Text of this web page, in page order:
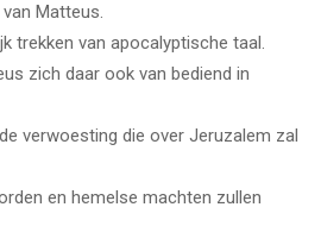
Matteus.
trekken van apocalyptische taal.
zich daar ook van bediend in
verwoesting die over Jeruzalem zal
en hemelse machten zullen